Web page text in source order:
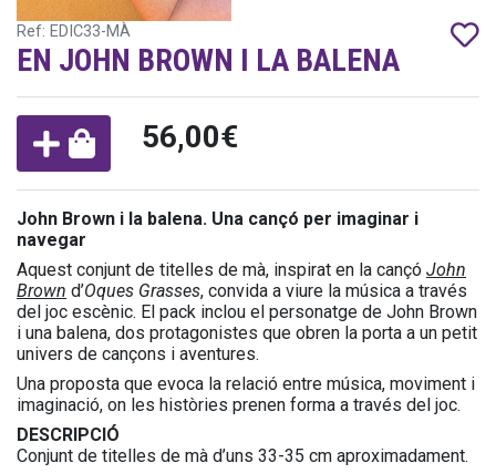
Ref: EDIC33-MÀ
EN JOHN BROWN I LA BALENA
56,00€
John Brown i la balena. Una cançó per imaginar i
navegar
Aquest conjunt de titelles de mà, inspirat en la cançó John
Brown d’Oques Grasses, convida a viure la música a través
del joc escènic. El pack inclou el personatge de John Brown
i una balena, dos protagonistes que obren la porta a un petit
univers de cançons i aventures.
Una proposta que evoca la relació entre música, moviment i
imaginació, on les històries prenen forma a través del joc.
DESCRIPCIÓ
Conjunt de titelles de mà d’uns 33-35 cm aproximadament.